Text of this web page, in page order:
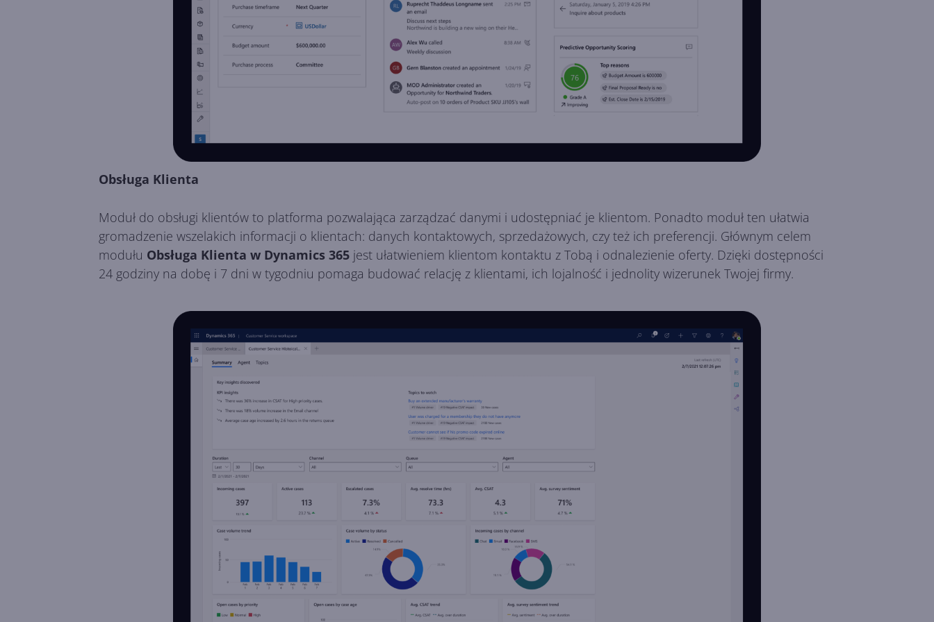
Obsługa Klienta
Moduł do obsługi klientów to platforma pozwalająca zarządzać danymi i udostępniać je klientom. Ponadto moduł ten ułatwia
gromadzenie wszelakich informacji o klientach: danych kontaktowych, sprzedażowych, czy też ich preferencji. Głównym celem
modułu Obsługa Klienta w Dynamics 365 jest ułatwieniem klientom kontaktu z Tobą i odnalezienie oferty. Dzięki dostępności
24 godziny na dobę i 7 dni w tygodniu pomaga budować relację z klientami, ich lojalność i jednolity wizerunek Twojej firmy.